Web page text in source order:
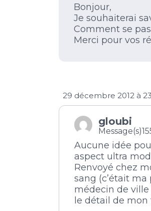
Bonjour,
Je souhaiterai
Comment se
Merci pour vos
29 décembre 2012 à
gloubi
Aucune idée
aspect ultra
Renvoyé chez
sang (c’était
médecin de
le détail de